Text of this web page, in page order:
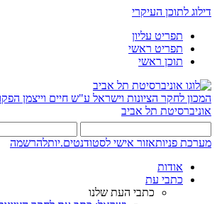
דילוג לתוכן העיקרי
תפריט עליון
תפריט ראשי
תוכן ראשי
המכון לחקר הציונות וישראל ע"ש חיים וייצמן
אוניברסיטת תל אביב
מערכת פניותאזור אישי לסטודנטים.יותלהרשמה
אודות
כתבי עת
כתבי העת שלנו